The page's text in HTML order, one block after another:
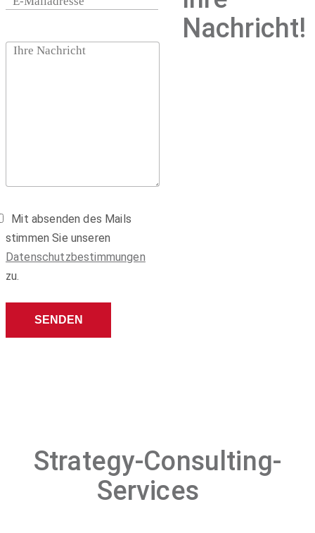
Mit absenden des Mails
stimmen Sie unseren
Datenschutzbestimmungen
zu.
Nachricht!
Strategy-Consulting-
Services